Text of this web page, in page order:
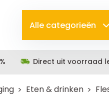
Alle categorieën
Direct uit voorraad
Eten & drinken